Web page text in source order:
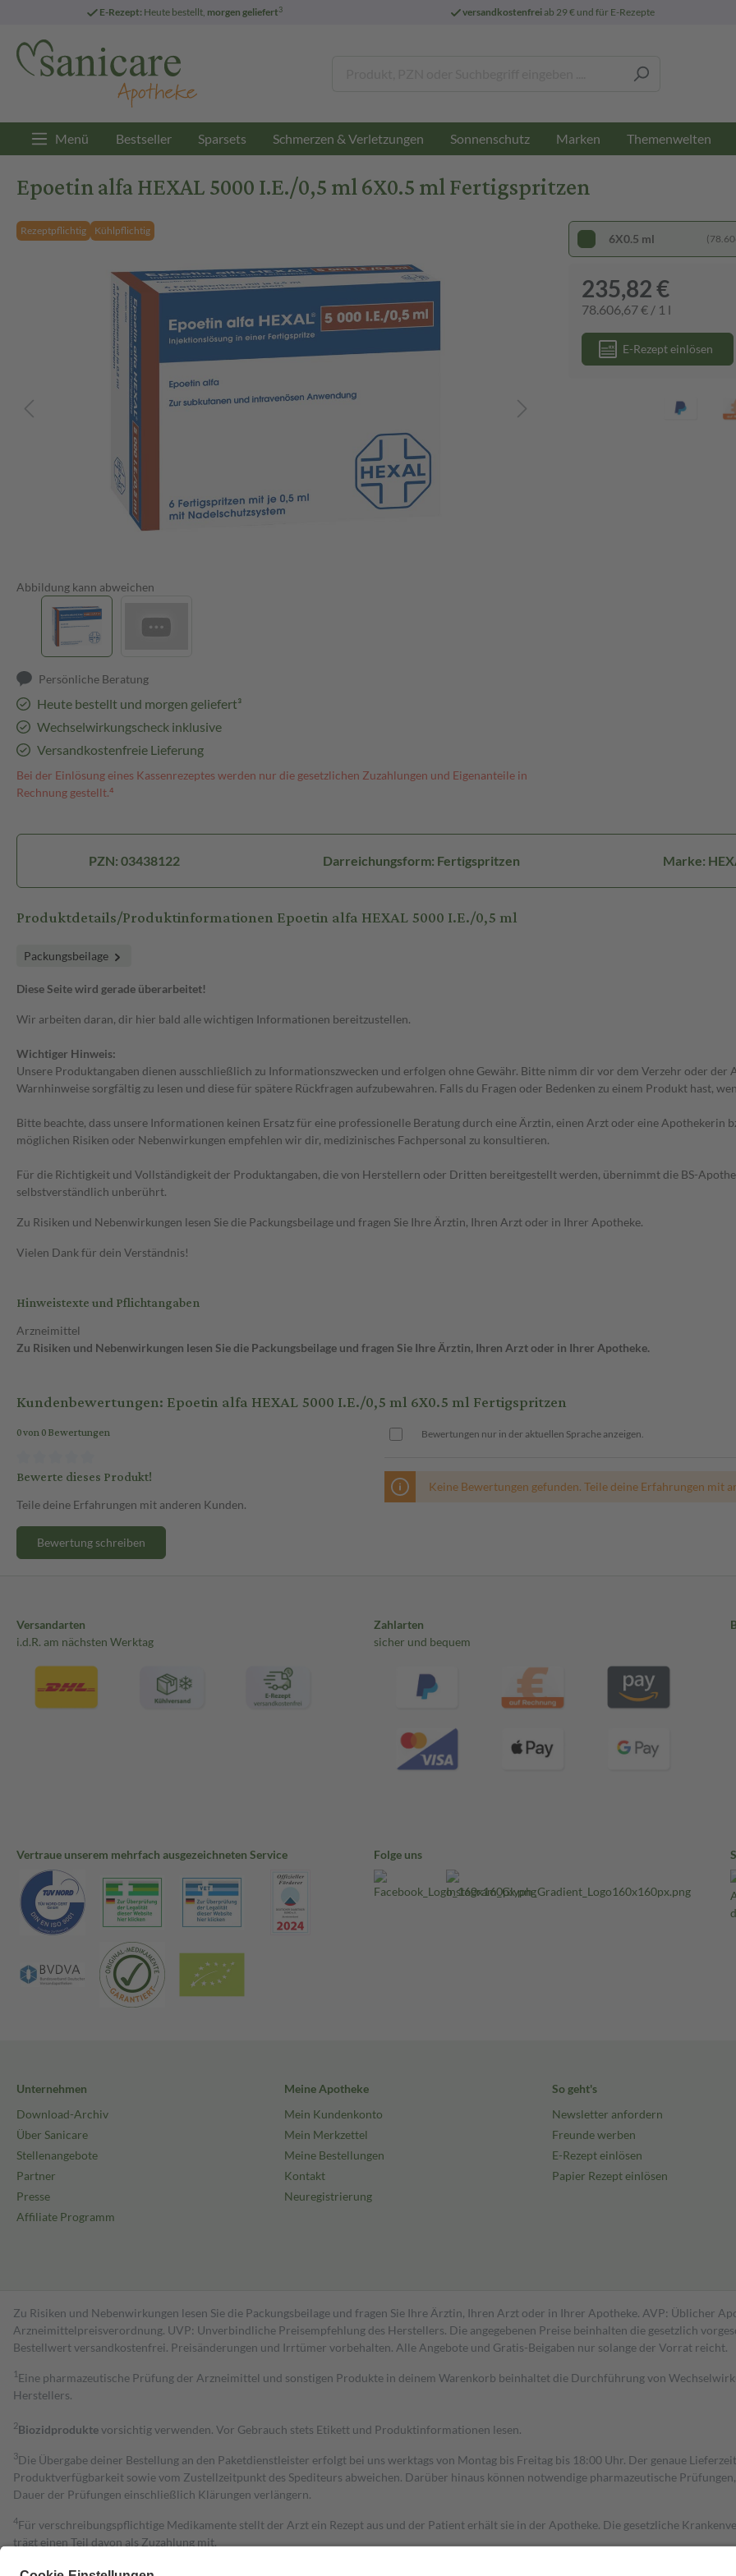
E-Rezept: Heute bestellt, morgen geliefert3 versandkostenfreiab 29 € und für E-Rezepte
Menü Bestseller Sparsets Schmerzen & Verletzungen Sonnenschutz Marken Themenwelten
Epoetin alfa HEXAL 5000 I.E./0,5 ml 6X0.5 ml Fertigspritzen
Rezeptpflichtig Kühlpflichtig
Abbildung kann abweichen
Persönliche Beratung
Heute bestellt und morgen geliefert³
Wechselwirkungscheck inklusive
Versandkostenfreie Lieferung
Bei der Einlösung eines Kassenrezeptes werden nur die gesetzlichen Zuzahlungen und Eigenanteile in
Rechnung gestellt.⁴
6X0.5 ml
235,82 €
78.606,67 € / 1 l
E-Rezept einlösen
PZN: 03438122 Darreichungsform: Fertigspritzen Marke:
Produktdetails/Produktinformationen Epoetin alfa HEXAL 5000 I.E./0,5 ml
Packungsbeilage
Diese Seite wird gerade überarbeitet!
Wir arbeiten daran, dir hier bald alle wichtigen Informationen bereitzustellen.
Wichtiger Hinweis:
Unsere Produktangaben dienen ausschließlich zu Informationszwecken und erfolgen ohne Gewähr. Bitte nimm dir vor dem Verzehr oder
Warnhinweise sorgfältig zu lesen und diese für spätere Rückfragen aufzubewahren. Falls du Fragen oder Bedenken zu einem Produkt hast,
Bitte beachte, dass unsere Informationen keinen Ersatz für eine professionelle Beratung durch eine Ärztin, einen Arzt oder eine Apothekerin
möglichen Risiken oder Nebenwirkungen empfehlen wir dir, medizinisches Fachpersonal zu konsultieren.
Für die Richtigkeit und Vollständigkeit der Produktangaben, die von Herstellern oder Dritten bereitgestellt werden, übernimmt die BS-
selbstverständlich unberührt.
Zu Risiken und Nebenwirkungen lesen Sie die Packungsbeilage und fragen Sie Ihre Ärztin, Ihren Arzt oder in Ihrer Apotheke.
Vielen Dank für dein Verständnis!
Hinweistexte und Pflichtangaben
Arzneimittel
Zu Risiken und Nebenwirkungen lesen Sie die Packungsbeilage und fragen Sie Ihre Ärztin, Ihren Arzt oder in Ihrer Apotheke.
Kundenbewertungen: Epoetin alfa HEXAL 5000 I.E./0,5 ml 6X0.5 ml Fertigspritzen
0 von 0 Bewertungen
Bewerte dieses Produkt!
Teile deine Erfahrungen mit anderen Kunden.
Bewertung schreiben
Bewertungen nur in der aktuellen Sprache anzeigen.
Keine Bewertungen gefunden. Teile deine Erfahrungen mit
Versandarten
i.d.R. am nächsten Werktag
Zahlarten
sicher und bequem
Vertraue unserem mehrfach ausgezeichneten Service Folge uns
Unternehmen
Download-Archiv
Über Sanicare
Stellenangebote
Partner
Presse
Affiliate Programm
Meine Apotheke
Mein Kundenkonto
Mein Merkzettel
Meine Bestellungen
Kontakt
Neuregistrierung
So geht's
Newsletter anfordern
Freunde werben
E-Rezept einlösen
Papier Rezept einlösen
Zu Risiken und Nebenwirkungen lesen Sie die Packungsbeilage und fragen Sie Ihre Ärztin, Ihren Arzt oder in Ihrer Apotheke. AVP: Üblicher
Arzneimittelpreisverordnung. UVP: Unverbindliche Preisempfehlung des Herstellers. Die angegebenen Preise beinhalten die gesetzlich
Bestell­wert versand­kosten­frei. Preisänderungen und Irrtümer vorbehalten. Alle Angebote und Gratis-Beigaben nur solange der Vorrat reicht.
1 Eine pharmazeutische Prüfung der Arzneimittel und sonstigen Produkte in deinem Warenkorb beinhaltet die Durchführung von
Herstellers.
2Biozidproduktevorsichtig verwenden. Vor Gebrauch stets Etikett und Produktinformationen lesen.
3Die Übergabe deiner Bestellung an den Paketdienstleister erfolgt bei uns werktags von Montag bis Freitag bis 18:00 Uhr. Der genaue
Produktverfügbarkeit sowie vom Zustellzeitpunkt des Spediteurs abweichen. Darüber hinaus können notwendige pharmazeutische
Dauer der Prüfungen einschließlich Klärungen verlängern.
4Für verschreibungspflichtige Medikamente stellt der Arzt ein Rezept aus und der Patient erhält sie in der Apotheke. Die gesetzliche
trägt einen Teil davon als Zuzahlung mit.